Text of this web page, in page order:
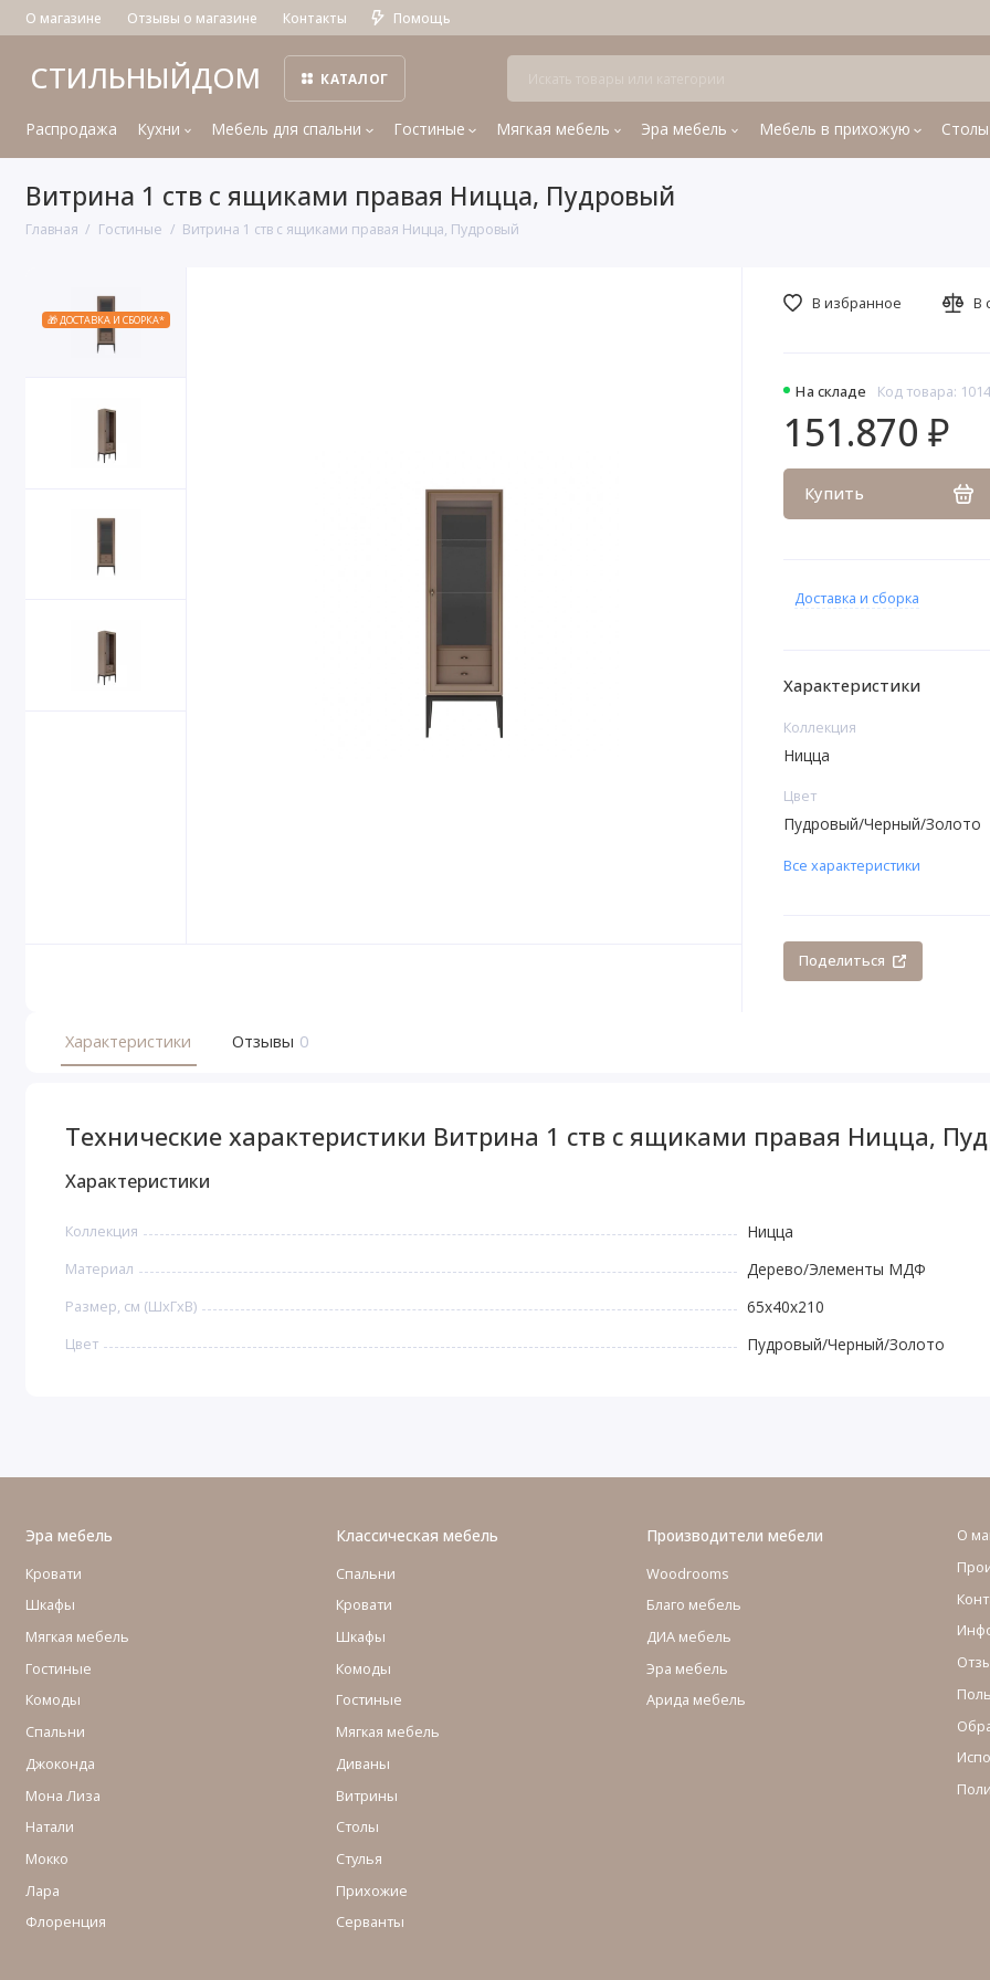
О магазине Отзывы о магазине Контакты Помощь
СТИЛЬНЫЙДОМ КАТАЛОГ
Распродажа Кухни Мебель для спальни Гостиные Мягкая мебель Эра мебель Мебель в прихожую Столы
Витрина 1 ств с ящиками правая Ницца, Пудровый
Главная Гостиные Витрина 1 ств с ящиками правая Ницца, Пудровый
🎁 ДОСТАВКА И СБОРКА*
На складе Код товара:
151.870 ₽
Купить
В избранное В
Доставка и сборка
Характеристики
Коллекция
Ницца
Цвет
Пудровый/Черный/Золото
Все характеристики
Поделиться
Характеристики Отзывы 0
Технические характеристики Витрина 1 ств с ящиками правая Ницца,
Характеристики
Коллекция Ницца
Материал Дерево/Элементы МДФ
Размер, см (ШхГхВ) 65x40x210
Цвет Пудровый/Черный/Золото
Эра мебель
Кровати
Шкафы
Мягкая мебель
Гостиные
Комоды
Cпальни
Джоконда
Мона Лиза
Натали
Мокко
Лара
Флоренция
Классическая мебель
Спальни
Кровати
Шкафы
Комоды
Гостиные
Мягкая мебель
Диваны
Витрины
Столы
Стулья
Прихожие
Серванты
Производители мебели
Woodrooms
Благо мебель
ДИА мебель
Эра мебель
Арида мебель
О